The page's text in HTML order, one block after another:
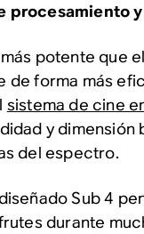
procesamiento
potente que
de forma más
sistema de cine
y dimensión
del espectro.
Sub 4
durante